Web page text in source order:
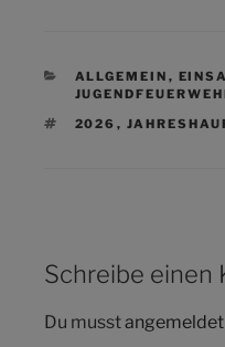
KATEGORIEN
ALLGEMEIN ,
SCHLAGWÖRTER
2026 ,
Schreibe einen
Du musstangemeldet